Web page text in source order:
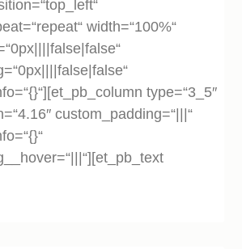
width=“100%“
type=“3_5″
custom_padding=“|||“